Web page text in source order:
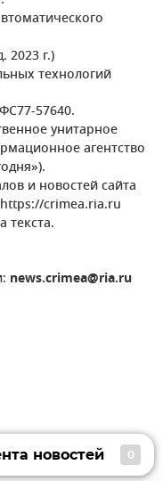
2023 г.)
технологий
57640.
унитарное
агентство
и новостей сайта
crimea.ria.ru
текста.
news.crimea@ria.ru
новостей 0